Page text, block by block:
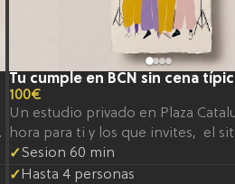
Tu cumple en BCN sin cena
100€
Un estudio privado en Plaza
hora para ti y los que invites, el
para celebrar un cumpleaño
Sesion 60 min
Hasta 4 personas